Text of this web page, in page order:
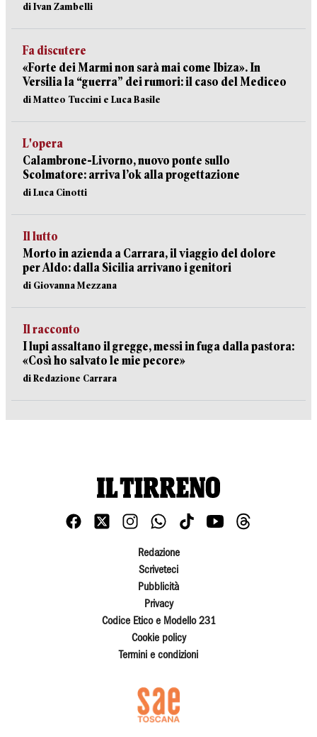
di Ivan Zambelli
Fa discutere
«Forte dei Marmi non sarà mai come Ibiza». In
Versilia la “guerra” dei rumori: il caso del Mediceo
di Matteo Tuccini e Luca Basile
L'opera
Calambrone-Livorno, nuovo ponte sullo
Scolmatore: arriva l’ok alla progettazione
di Luca Cinotti
Il lutto
Morto in azienda a Carrara, il viaggio del dolore
per Aldo: dalla Sicilia arrivano i genitori
di Giovanna Mezzana
Il racconto
I lupi assaltano il gregge, messi in fuga dalla pastora:
«Così ho salvato le mie pecore»
di Redazione Carrara
Redazione
Scriveteci
Pubblicità
Privacy
Codice Etico e Modello 231
Cookie policy
Termini e condizioni